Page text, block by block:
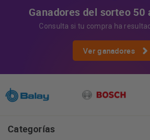
Ganadores del sorteo 50
Consulta si tu compra ha
Ver ganadores
Categorías